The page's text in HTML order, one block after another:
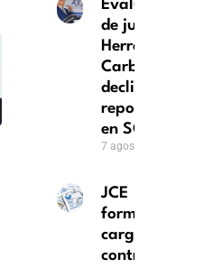
Evaluación
de jueces:
Herrera
Carbuccia
declina
repostularse
en SCJ
7 agosto, 2026
JCE
formula
cargos
contra ACD